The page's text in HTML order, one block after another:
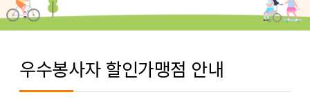
우수봉사자 할인가맹점 안내